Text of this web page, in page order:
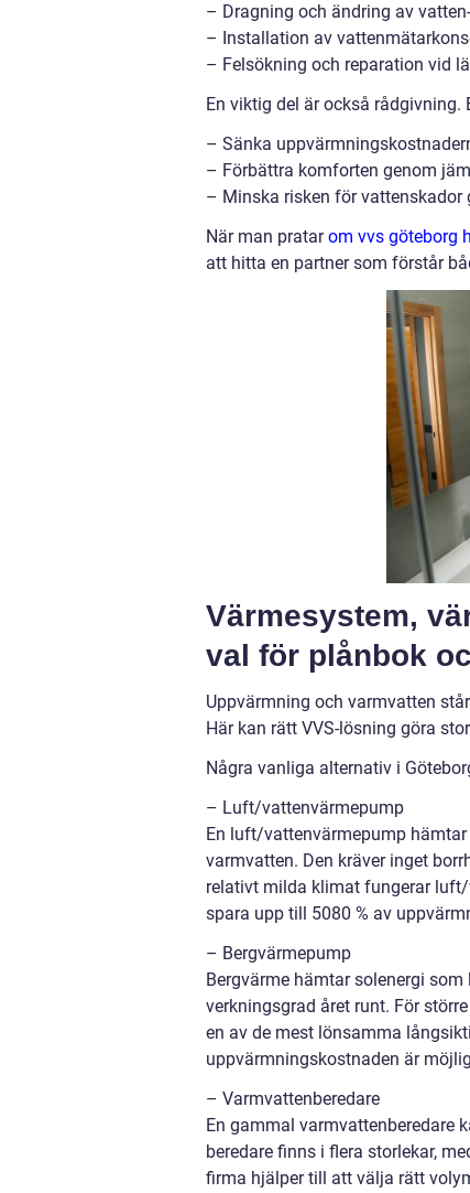
– Dragning och ändring av
– Installation av
– Felsökning och reparation vid
En viktig del är också rådgivning.
– Sänka
– Förbättra komforten genom
– Minska risken för
När man pratarom vvs göteborg
att hitta en partner som förstår
Värmesystem,
val för plånbok
Uppvärmning och varmvatten
Här kan rätt VVS-lösning göra
Några vanliga alternativ i
– Luft/vattenvärmepump
En luft/vattenvärmepump
varmvatten. Den kräver inget
relativt milda klimat fungerar
spara upp till 5080 % av
– Bergvärmepump
Bergvärme hämtar solenergi
verkningsgrad året runt. För
en av de mest lönsamma
uppvärmningskostnaden är
– Varmvattenberedare
En gammal varmvattenberedare
beredare finns i flera storlekar,
firma hjälper till att välja rätt